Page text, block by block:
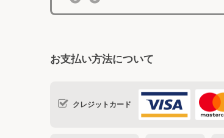
お支払い方法について
クレジットカード